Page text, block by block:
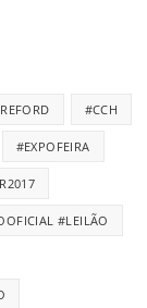
#CCH
#EXPOFEIRA
#LEILÃO